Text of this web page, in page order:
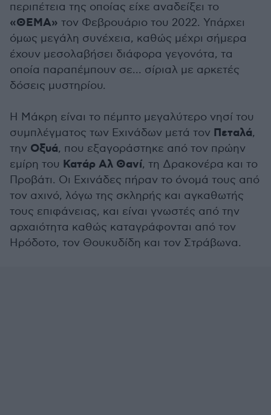
περιπέτεια της οποίας είχε αναδείξει το
«ΘΕΜΑ» τον Φεβρουάριο του 2022. Υπάρχει
όμως μεγάλη συνέχεια, καθώς μέχρι σήμερα
έχουν μεσολαβήσει διάφορα γεγονότα, τα
οποία παραπέμπουν σε... σίριαλ με αρκετές
δόσεις μυστηρίου.
Η Μάκρη είναι το πέμπτο μεγαλύτερο νησί του
συμπλέγματος των Εχινάδων μετά τον Πεταλά,
την Οξυά, που εξαγοράστηκε από τον πρώην
εμίρη του Κατάρ Αλ Θανί, τη Δρακονέρα και το
Προβάτι. Οι Εχινάδες πήραν το όνομά τους από
τον αχινό, λόγω της σκληρής και αγκαθωτής
τους επιφάνειας, και είναι γνωστές από την
αρχαιότητα καθώς καταγράφονται από τον
Ηρόδοτο, τον Θουκυδίδη και τον Στράβωνα.